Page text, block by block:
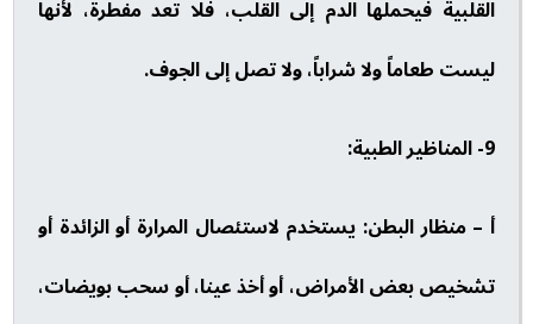
القلبية فيحملها الدم إلى القلب، فلا تعد مفطرة، لأنها
ليست طعاماً ولا شراباً، ولا تصل إلى الجوف.
9- المناظير الطبية:
أ – منظار البطن: يستخدم لاستئصال المرارة أو الزائدة أو
تشخيص بعض الأمراض، أو أخذ عينا، أو سحب بويضات،